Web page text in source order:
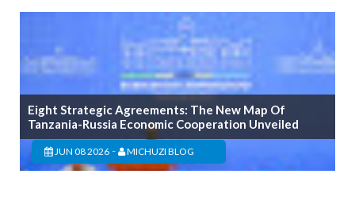
Eight Strategic Agreements: The New Map Of
Tanzania-Russia Economic Cooperation Unveiled
JUN 08 2026 - MICHUZI BLOG